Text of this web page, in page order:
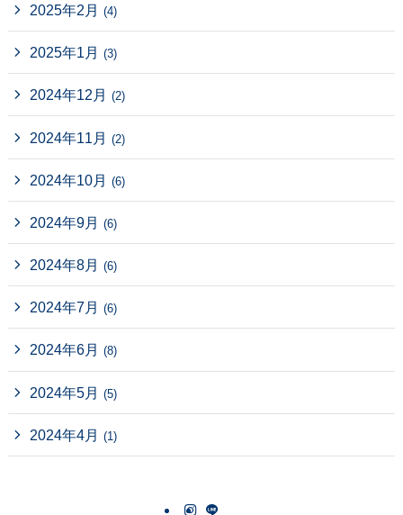
2025年2月 (4)
2025年1月 (3)
2024年12月 (2)
2024年11月 (2)
2024年10月 (6)
2024年9月 (6)
2024年8月 (6)
2024年7月 (6)
2024年6月 (8)
2024年5月 (5)
2024年4月 (1)